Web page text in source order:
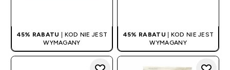
45% RABATU
| KOD NIE JEST
WYMAGANY
45% RABATU | KOD NIE JEST
WYMAGANY